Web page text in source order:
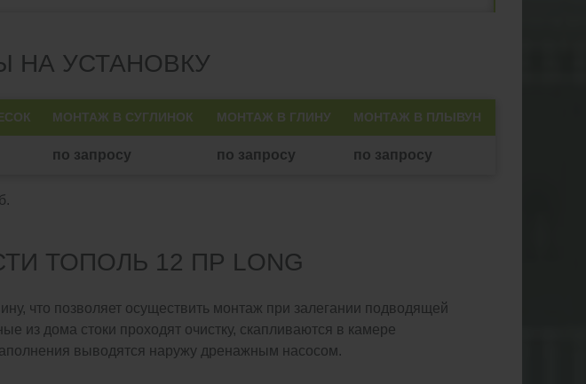
НА УСТАНОВКУ
МОНТАЖ В СУГЛИНОК МОНТАЖ В ГЛИНУ МОНТАЖ В ПЛЫВУН
по запросу по запросу по запросу
ТОПОЛЬ 12 ПР LONG
что позволяет осуществить монтаж при залегании подводящей
из дома стоки проходят очистку, скапливаются в камере
выводятся наружу дренажным насосом.